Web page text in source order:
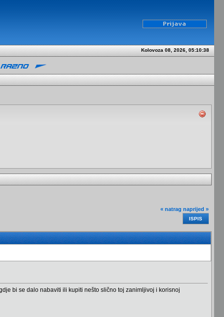
Kolovoza 08, 2026, 05:10:38
« natrag naprijed »
ISPIS
bi se dalo nabaviti ili kupiti nešto slično toj zanimljivoj i korisnoj